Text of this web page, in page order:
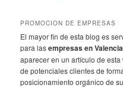
PROMOCION DE EMPRESAS
El mayor fin de esta blog es
para lasempresas en Valencia
aparecer en un artículo de
de potenciales clientes de
posicionamiento orgánico de